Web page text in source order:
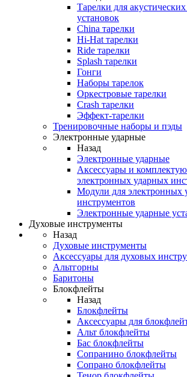
Тарелки для
установок
China тарелки
Hi-Hat тарелки
Ride тарелки
Splash тарелки
Гонги
Наборы тарелок
Оркестровые тарелки
Сrash тарелки
Эффект-тарелки
Тренировочные наборы и пэды
Электронные ударные
Назад
Электронные ударные
Аксессуары и
электронных ударных
Модули для электронных
инструментов
Электронные ударные
Духовые инструменты
Назад
Духовые инструменты
Аксессуары для духовых
Альтгорны
Баритоны
Блокфлейты
Назад
Блокфлейты
Аксессуары для
Альт блокфлейты
Бас блокфлейты
Сопранино блокфлейты
Сопрано блокфлейты